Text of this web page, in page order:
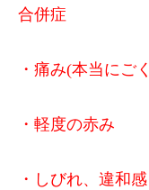
合併症
・痛み(本当にご
・軽度の赤み
・しびれ、違和感